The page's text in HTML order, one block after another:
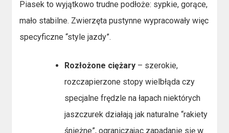
Piasek to wyjątkowo trudne podłoże: sypkie, gorące,
mało stabilne. Zwierzęta pustynne wypracowały więc
specyficzne “style jazdy”.
Rozłożone ciężary – szerokie,
rozczapierzone stopy wielbłąda czy
specjalne frędzle na łapach niektórych
jaszczurek działają jak naturalne “rakiety
śnieżne”, ograniczając zapadanie się w